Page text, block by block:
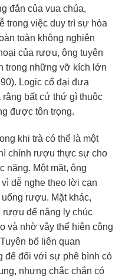
đắn của vua chúa,
trong việc duy trì sự hòa
toàn không nghiên
của rượu, ông tuyên
trong những vỡ kích lớn
Logic cổ đại đưa
bất cứ thứ gì thuộc
được tôn trọng.
khi trà có thể là một
chính rượu thực sự cho
năng. Một mặt, ông
dễ nghe theo lời can
rượu. Mặt khác,
rượu để nâng ly chúc
và nhờ vậy thể hiện công
Tuyên bố liên quan
đế đối với sự phê bình có
nhưng chắc chắn có